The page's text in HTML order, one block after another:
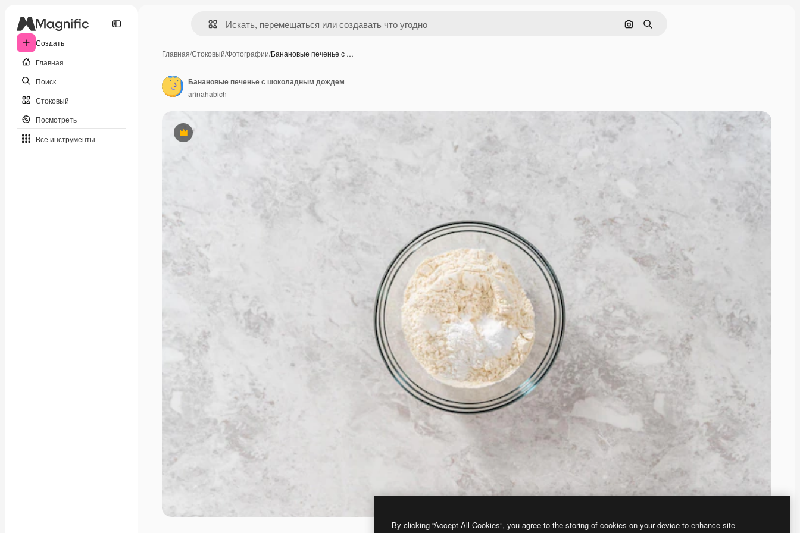
Создать
Главная
Поиск
Стоковый
Посмотреть
Все инструменты
Поиск по изображению
Поиск
Главная/Стоковый/Фотографии/Банановые печенье с …
Премиум
Банановые печенье с шоколадным дождем
arinahabich
By clicking “Accept All Cookies”, you agree to the storing of cookies on your device to enhance site